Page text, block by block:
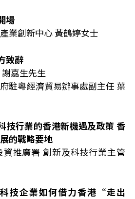
場
業創新中心 黃鶴婷女士
致辭
嘉生先生
駐粵經濟貿易辦事處副主任 葉
技行業的香港新機遇及政策 香
的戰略要地
推廣署 創新及科技行業主管
技企業如何借力香港“走出